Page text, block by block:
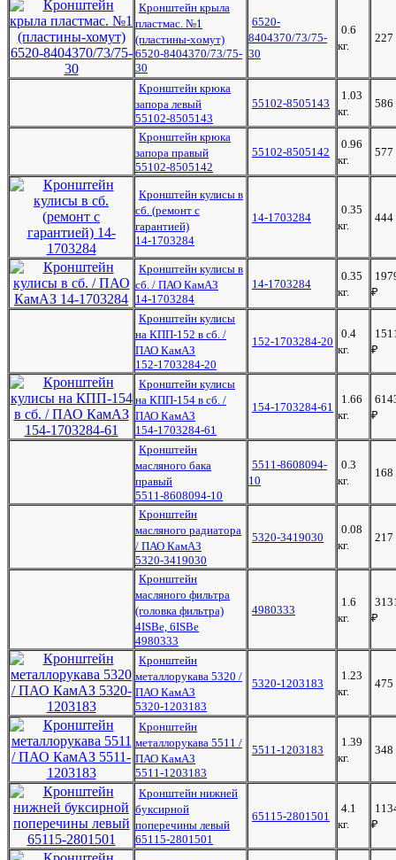
Кронштейн крыла
пластмас. №1
(пластины-хомут)
6520-8404370/73/75-
30
6520-
8404370/73/75-
30
0.6
кг.
227
Кронштейн крюка
запора левый
55102-8505143
55102-8505143
1.03
кг.
586
Кронштейн крюка
запора правый
55102-8505142
55102-8505142
0.96
кг.
577
Кронштейн кулисы в
сб. (ремонт с
гарантией)
14-1703284
14-1703284
0.35
кг.
444
Кронштейн кулисы в
сб. / ПАО КамАЗ
14-1703284
14-1703284
0.35
кг.
₽
Кронштейн кулисы
на КПП-152 в сб. /
ПАО КамАЗ
152-1703284-20
152-1703284-20
0.4
кг.
₽
Кронштейн кулисы
на КПП-154 в сб. /
ПАО КамАЗ
154-1703284-61
154-1703284-61
1.66
кг.
₽
Кронштейн
масляного бака
правый
5511-8608094-10
5511-8608094-
10
0.3
кг.
168
Кронштейн
масляного радиатора
/ ПАО КамАЗ
5320-3419030
5320-3419030
0.08
кг.
217
Кронштейн
масляного фильтра
(головка фильтра)
4ISBе, 6ISBe
4980333
4980333
1.6
кг.
₽
Кронштейн
металлорукава 5320 /
ПАО КамАЗ
5320-1203183
5320-1203183
1.23
кг.
475
Кронштейн
металлорукава 5511 /
ПАО КамАЗ
5511-1203183
5511-1203183
1.39
кг.
348
Кронштейн нижней
буксирной
поперечины левый
65115-2801501
65115-2801501
4.1
кг.
₽